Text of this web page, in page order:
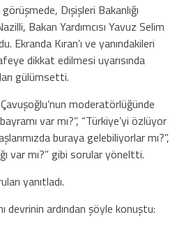
Dışişleri Bakanlığı
Bakan Yardımcısı Yavuz Selim
Ekranda Kıran’ı ve yanındakileri
dikkat edilmesi uyarısında
gülümsetti.
moderatörlüğünde
var mı?”, “Türkiye’yi özlüyor
buraya gelebiliyorlar mı?”,
var mı?” gibi sorular yöneltti.
yanıtladı.
devrinin ardından şöyle konuştu: